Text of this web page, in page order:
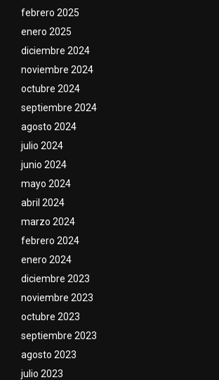
febrero 2025
enero 2025
diciembre 2024
noviembre 2024
octubre 2024
septiembre 2024
agosto 2024
julio 2024
junio 2024
mayo 2024
abril 2024
marzo 2024
febrero 2024
enero 2024
diciembre 2023
noviembre 2023
octubre 2023
septiembre 2023
agosto 2023
julio 2023